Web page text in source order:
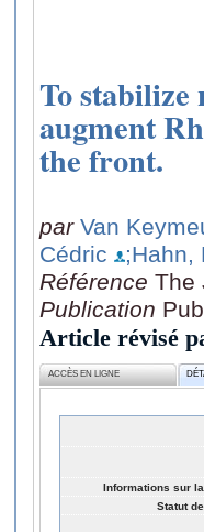
To
augment
the front.
par Van
Cédric
;Hahn,
Référence The
Publication
Article révisé
ACCÈS EN LIGNE
Informations sur
Statut